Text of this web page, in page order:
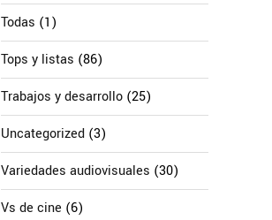
Todas (1)
Tops y listas (86)
Trabajos y desarrollo (25)
Uncategorized (3)
Variedades audiovisuales (30)
Vs de cine (6)